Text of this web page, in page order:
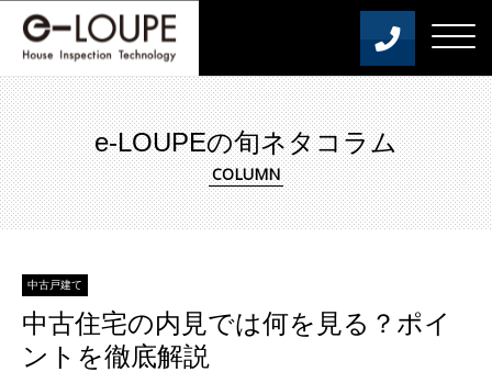
e-LOUPEの旬ネタコラム
中古戸建て
中古住宅の内見では何を見る？ポイ
ントを徹底解説